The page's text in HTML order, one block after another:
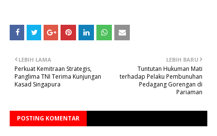
LEBIH BARU
Tuntutan Hukuman Mati
terhadap Pelaku Pembunuhan
Pedagang Gorengan di
Pariaman
LEBIH LAMA
Perkuat Kemitraan Strategis,
Panglima TNI Terima Kunjungan
Kasad Singapura
POSTING KOMENTAR